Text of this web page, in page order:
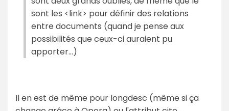
sont les <link> pour définir des relations
entre documents (quand je pense aux
possibilités que ceux-ci auraient pu
apporter...)
Il en est de même pour longdesc (même si ça